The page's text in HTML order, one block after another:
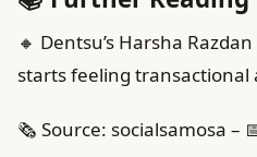
🔸 Dentsu’s Harsha
starts feeling transactional
🗞️ Source: socialsamosa –